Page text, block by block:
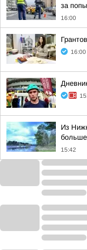
за
16:00
16:00
Из
больше
15:42